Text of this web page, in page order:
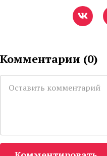
Комментарии (0)